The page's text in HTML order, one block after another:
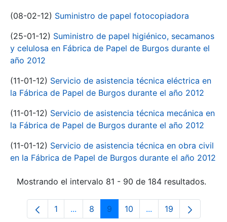
(08-02-12) Suministro de papel fotocopiadora
(25-01-12) Suministro de papel higiénico, secamanos
y celulosa en Fábrica de Papel de Burgos durante el
año 2012
(11-01-12) Servicio de asistencia técnica eléctrica en
la Fábrica de Papel de Burgos durante el año 2012
(11-01-12) Servicio de asistencia técnica mecánica en
la Fábrica de Papel de Burgos durante el año 2012
(11-01-12) Servicio de asistencia técnica en obra civil
en la Fábrica de Papel de Burgos durante el año 2012
Mostrando el intervalo 81 - 90 de 184 resultados.
Página
1 ...Páginas intermedias Use TAB para
Página
8 Página
9 Página
10 ...PáginasPágina
19